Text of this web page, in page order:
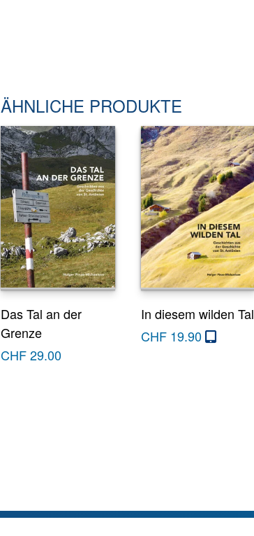
ÄHNLICHE PRODUKTE
Das Tal an der
Grenze
CHF29.00
In diesem wilden Tal
CHF 19.90